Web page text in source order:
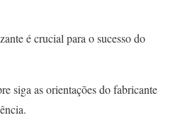
é crucial para o sucesso do
siga as orientações do fabricante